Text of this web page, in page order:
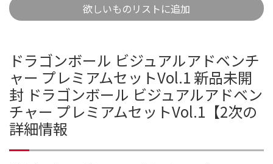
欲しいものリストに追加
ドラゴンボール ビジュアルアドベンチ
ャー プレミアムセットVol.1 新品未開
封 ドラゴンボール ビジュアルアドベン
チャー プレミアムセットVol.1【2次の
詳細情報